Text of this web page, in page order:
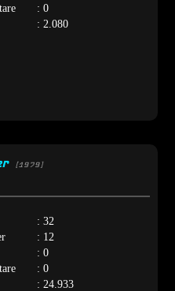
: 0
: 2.080
[1979]
: 32
: 12
: 0
: 0
: 24.933